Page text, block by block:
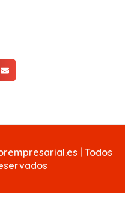
| Todos